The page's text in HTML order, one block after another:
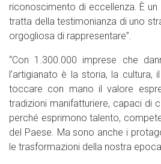
riconoscimento di eccellenza. È
tratta della testimonianza di uno
orgogliosa di rappresentare”.
“Con 1.300.000 imprese che
l’artigianato è la storia, la cultura,
toccare con mano il valore
tradizioni manifatturiere, capaci di
perché esprimono talento,
del Paese. Ma sono anche i
le trasformazioni della nostra